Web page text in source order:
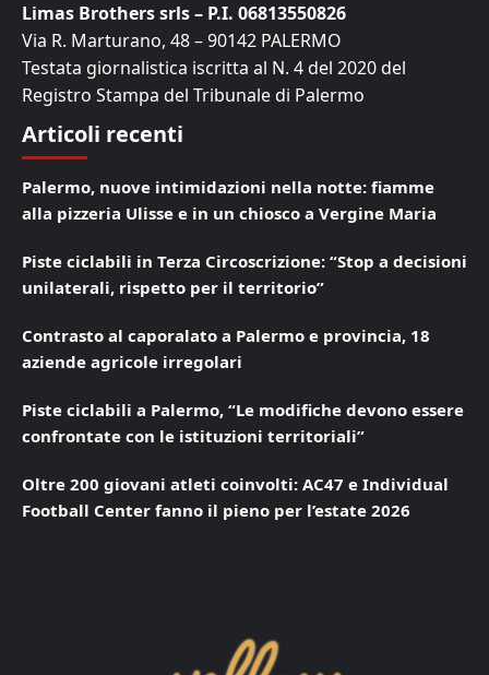
Limas Brothers srls – P.I. 06813550826
Via R. Marturano, 48 – 90142 PALERMO
Testata giornalistica iscritta al N. 4 del 2020 del
Registro Stampa del Tribunale di Palermo
Articoli recenti
Palermo, nuove intimidazioni nella notte: fiamme
alla pizzeria Ulisse e in un chiosco a Vergine Maria
Piste ciclabili in Terza Circoscrizione: “Stop a decisioni
unilaterali, rispetto per il territorio”
Contrasto al caporalato a Palermo e provincia, 18
aziende agricole irregolari
Piste ciclabili a Palermo, “Le modifiche devono essere
confrontate con le istituzioni territoriali”
Oltre 200 giovani atleti coinvolti: AC47 e Individual
Football Center fanno il pieno per l’estate 2026